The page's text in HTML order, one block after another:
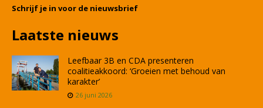
Schrijf je in voor de nieuwsbrief
Laatste nieuws
Leefbaar 3B en CDA presenteren
coalitieakkoord: ‘Groeien met behoud van
karakter’
26 juni 2026